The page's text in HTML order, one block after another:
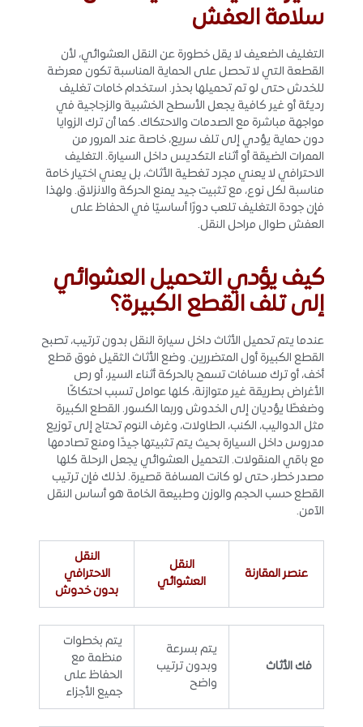
سلامة العفش
التغليف الضعيف لا يقل خطورة عن النقل العشوائي، لأن
القطعة التي لا تحصل على الحماية المناسبة تكون معرضة
للخدش حتى لو تم تحميلها بحذر. استخدام خامات تغليف
رديئة أو غير كافية يجعل الأسطح الخشبية والزجاجية في
مواجهة مباشرة مع الصدمات والاحتكاك. كما أن ترك الزوايا
دون حماية يؤدي إلى تلف سريع، خاصة عند المرور من
الممرات الضيقة أو أثناء التكديس داخل السيارة. التغليف
الاحترافي لا يعني مجرد تغطية الأثاث، بل يعني اختيار خامة
مناسبة لكل نوع، مع تثبيت جيد يمنع الحركة والانزلاق. ولهذا
فإن جودة التغليف تلعب دورًا أساسيًا في الحفاظ على
العفش طوال مراحل النقل.
كيف يؤدي التحميل العشوائي
إلى تلف القطع الكبيرة؟
عندما يتم تحميل الأثاث داخل سيارة النقل بدون ترتيب، تصبح
القطع الكبيرة أول المتضررين. وضع الأثاث الثقيل فوق قطع
أخف، أو ترك مسافات تسمح بالحركة أثناء السير، أو رص
الأغراض بطريقة غير متوازنة، كلها عوامل تسبب احتكاكًا
وضغطًا يؤديان إلى الخدوش وربما الكسور. القطع الكبيرة
مثل الدواليب، الكنب، الطاولات، وغرف النوم تحتاج إلى توزيع
مدروس داخل السيارة بحيث يتم تثبيتها جيدًا ومنع تصادمها
مع باقي المنقولات. التحميل العشوائي يجعل الرحلة كلها
مصدر خطر، حتى لو كانت المسافة قصيرة. لذلك فإن ترتيب
القطع حسب الحجم والوزن وطبيعة الخامة هو أساس النقل
الآمن.
عنصر المقارنة
النقل
العشوائي
النقل
الاحترافي
بدون خدوش
فك الأثاث
يتم بسرعة
وبدون ترتيب
واضح
يتم بخطوات
منظمة مع
الحفاظ على
جميع الأجزاء